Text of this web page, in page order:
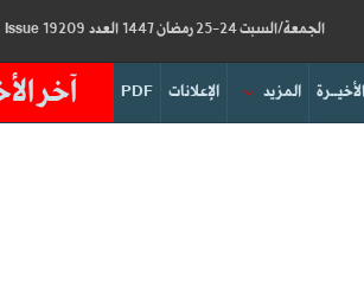
الجمعة/السبت 24-25 رمضان 1447 العدد 19209 Issue
آخر PDF الإعلانات المزيد الأخيــرة